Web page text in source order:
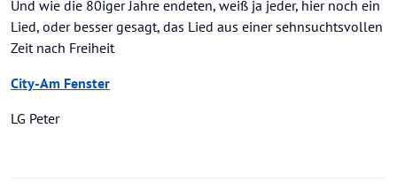
Und wie die 80iger Jahre endeten, weiß ja jeder, hier noch ein
Lied, oder besser gesagt, das Lied aus einer sehnsuchtsvollen
Zeit nach Freiheit
City-Am Fenster
LG Peter